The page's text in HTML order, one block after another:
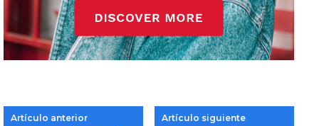
Artículo anterior Artículo siguiente